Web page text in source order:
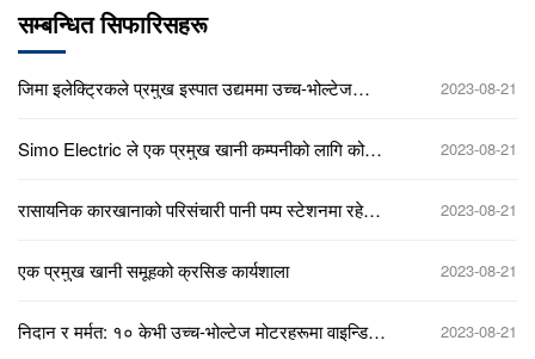
सम्बन्धित सिफारिसहरू
जिमा इलेक्ट्रिकले प्रमुख इस्पात उद्यममा उच्च-भोल्टेज
2023-08-21
Simo Electric ले एक प्रमुख खानी कम्पनीको लागि कोर
2023-08-21
रासायनिक कारखानाको परिसंचारी पानी पम्प स्टेशनमा रहेको
2023-08-21
एक प्रमुख खानी समूहको क्रसिङ कार्यशाला 2023-08-21
निदान र मर्मत: १० केभी उच्च-भोल्टेज मोटरहरूमा वाइन्डिङ
2023-08-21